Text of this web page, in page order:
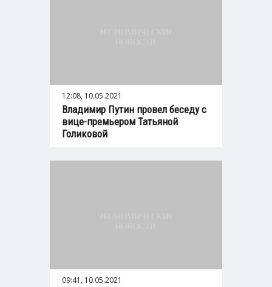
12:08, 10.05.2021
Владимир Путин провел беседу с
вице-премьером Татьяной
Голиковой
09:41, 10.05.2021